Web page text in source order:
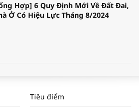
Hợp] 6 Quy Định Mới Về Đất Đai,
Ở Có Hiệu Lực Tháng 8/2024
NĂM 2024 VÀ NĂM 2025 | NHỊP
THỊ TRƯỜNG #62
Tiêu điểm